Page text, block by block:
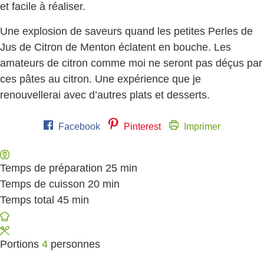
et facile à réaliser.
Une explosion de saveurs quand les petites Perles de
Jus de Citron de Menton éclatent en bouche. Les
amateurs de citron comme moi ne seront pas déçus par
ces pâtes au citron. Une expérience que je
renouvellerai avec d’autres plats et desserts.
Facebook Pinterest Imprimer
Temps de préparation 25 minutes
min
Temps de cuisson 20 minutes
min
Temps total 45 minutes
min
Portions 4 personnes